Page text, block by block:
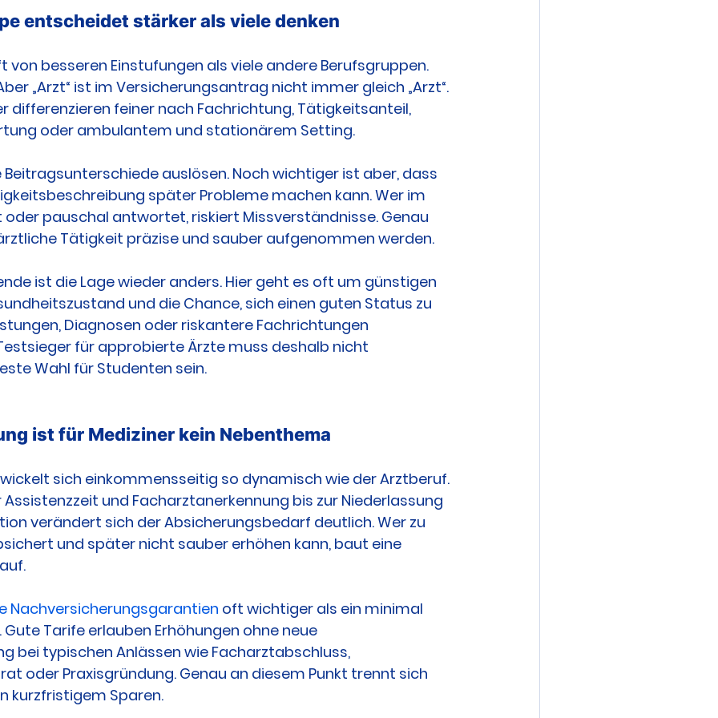
entscheidet stärker als viele denken
besseren Einstufungen als viele andere Berufsgruppen.
„Arzt“ ist im Versicherungsantrag nicht immer gleich „Arzt“.
differenzieren feiner nach Fachrichtung, Tätigkeitsanteil,
oder ambulantem und stationärem Setting.
auslösen. Noch wichtiger ist aber, dass
später Probleme machen kann. Wer im
pauschal antwortet, riskiert Missverständnisse. Genau
Tätigkeit präzise und sauber aufgenommen werden.
ist die Lage wieder anders. Hier geht es oft um günstigen
und die Chance, sich einen guten Status zu
Diagnosen oder riskantere Fachrichtungen
für approbierte Ärzte muss deshalb nicht
Wahl für Studenten sein.
ist für Mediziner kein Nebenthema
sich einkommensseitig so dynamisch wie der Arztberuf.
und Facharztanerkennung bis zur Niederlassung
verändert sich der Absicherungsbedarf deutlich. Wer zu
und später nicht sauber erhöhen kann, baut eine
Nachversicherungsgarantien oft wichtiger als ein minimal
Tarife erlauben Erhöhungen ohne neue
bei typischen Anlässen wie Facharztabschluss,
oder Praxisgründung. Genau an diesem Punkt trennt sich
kurzfristigem Sparen.